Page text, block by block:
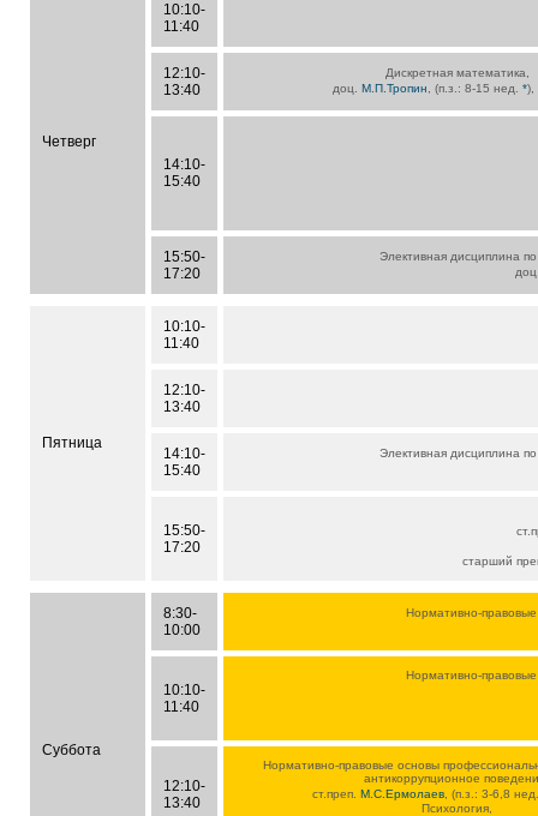
Четверг
10:10-
11:40
12:10-
13:40
Дискретная математика,
доц.М.П.Тропин , (п.з.: 8-15 нед.*),
14:10-
15:40
15:50-
17:20
Элективная дисциплина
Пятница
10:10-
11:40
12:10-
13:40
14:10-
15:40
Элективная дисциплина
15:50-
17:20
старший
Суббота
8:30-
10:00
Нормативно-
10:10-
11:40
Нормативно-
12:10-
13:40
Нормативно-правовые основы
антикоррупционное
ст.преп.М.С.Ермолаев , (п.з.: 3-6,8
Психология,